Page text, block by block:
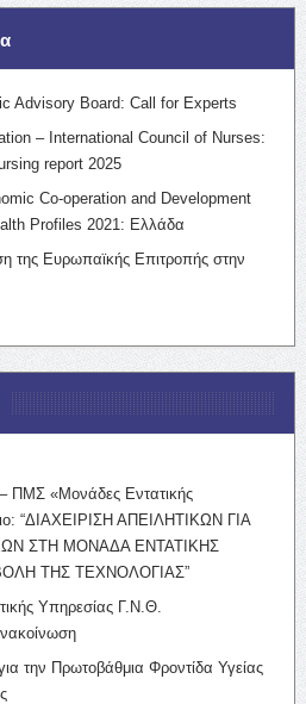
Advisory Board: Call for Experts
– International Council of Nurses:
report 2025
Co-operation and Development
Profiles 2021: Ελλάδα
της Ευρωπαϊκής Επιτροπής στην
ΠΜΣ «Μονάδες Εντατικής
“ΔΙΑΧΕΙΡΙΣΗ ΑΠΕΙΛΗΤΙΚΩΝ ΓΙΑ
ΣΤΗ ΜΟΝΑΔΑ ΕΝΤΑΤΙΚΗΣ
ΤΗΣ ΤΕΧΝΟΛΟΓΙΑΣ”
Υπηρεσίας Γ.Ν.Θ.
την Πρωτοβάθμια Φροντίδα Υγείας